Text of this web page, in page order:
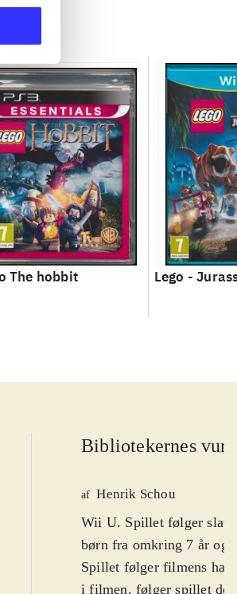
The hobbit Lego -
Bibliotekernes
af Henrik Schou
Wii U. Spillet følger
børn fra omkring 7 år og
Spillet følger filmens
i filmen, følger spillet